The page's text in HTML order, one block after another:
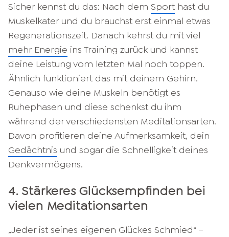
Sicher kennst du das: Nach dem Sport hast du
Muskelkater und du brauchst erst einmal etwas
Regenerationszeit. Danach kehrst du mit viel
mehr Energie ins Training zurück und kannst
deine Leistung vom letzten Mal noch toppen.
Ähnlich funktioniert das mit deinem Gehirn.
Genauso wie deine Muskeln benötigt es
Ruhephasen und diese schenkst du ihm
während der verschiedensten Meditationsarten.
Davon profitieren deine Aufmerksamkeit, dein
Gedächtnis und sogar die Schnelligkeit deines
Denkvermögens.
4. Stärkeres Glücksempfinden bei
vielen Meditationsarten
„Jeder ist seines eigenen Glückes Schmied“ –